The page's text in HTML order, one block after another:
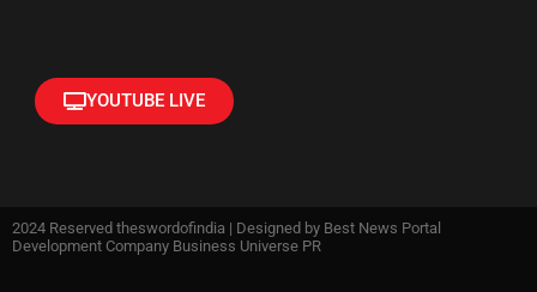
YOUTUBE LIVE
2024 Reserved theswordofindia | Designed by Best News Portal
Development Company Business Universe PR